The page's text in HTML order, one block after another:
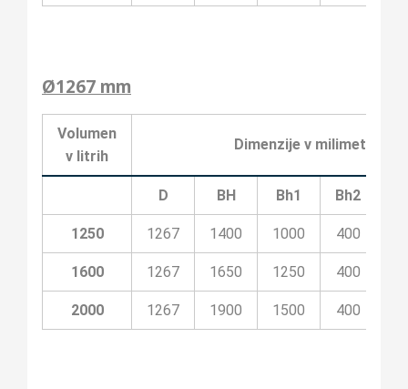
Ø1267 mm
Volumen
v litrih
Dimenzije v milimetrih
D BH Bh1 Bh2
1250 1267 1400 1000 400
1600 1267 1650 1250 400
2000 1267 1900 1500 400